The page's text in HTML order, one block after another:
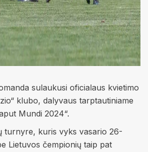
sulaukusi oficialaus kvietimo
klubo, dalyvaus tarptautiniame
Mundi 2024“.
turnyre, kuris vyks vasario 26-
Lietuvos čempionių taip pat